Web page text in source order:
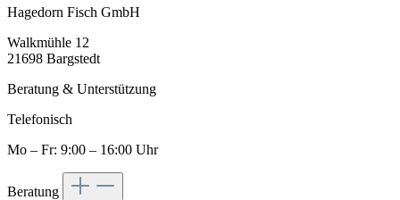
Hagedorn Fisch GmbH
Walkmühle 12
21698 Bargstedt
Beratung & Unterstützung
Telefonisch
Mo – Fr: 9:00 – 16:00 Uhr
Beratung